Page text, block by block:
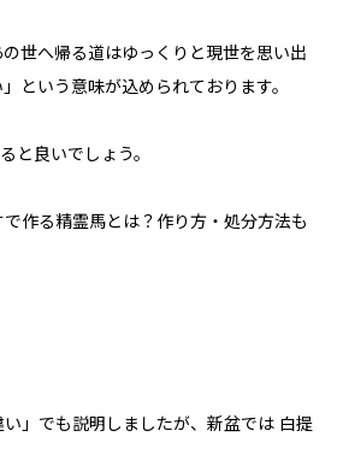
世へ帰る道はゆっくりと現世を思い出
という意味が込められております。
と良いでしょう。
作る精霊馬とは？作り方・処分方法も
」でも説明しましたが、新盆では 白提